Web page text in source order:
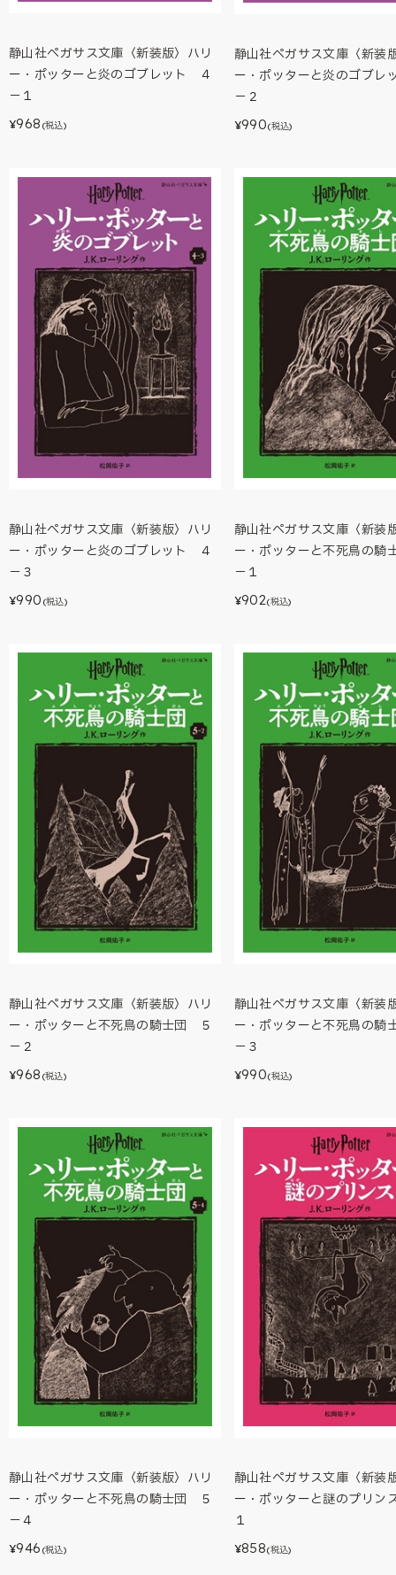
静山社ペガサス文庫〈新装版〉ハリ
ー・ポッターと炎のゴブレット ４
－１
¥968 (税込)
静山社ペガサス文庫〈新装
ー・ポッターと炎のゴブ
－２
¥990(税込)
静山社ペガサス文庫〈新装版〉ハリ
ー・ポッターと炎のゴブレット ４
－３
¥990 (税込)
静山社ペガサス文庫〈新装
ー・ポッターと不死鳥の
－１
¥902(税込)
静山社ペガサス文庫〈新装版〉ハリ
ー・ポッターと不死鳥の騎士団 ５
－２
¥968 (税込)
静山社ペガサス文庫〈新装
ー・ポッターと不死鳥の
－３
¥990(税込)
静山社ペガサス文庫〈新装版〉ハリ
ー・ポッターと不死鳥の騎士団 ５
－４
¥946 (税込)
静山社ペガサス文庫〈新装
ー・ポッターと謎のプリ
１
¥858(税込)